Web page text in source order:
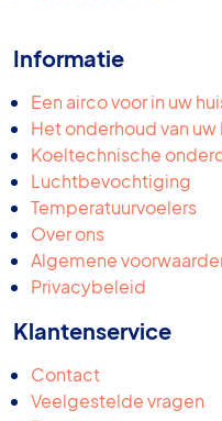
Informatie
Een airco voor in uw
Het onderhoud van
Koeltechnische
Luchtbevochtiging
Temperatuurvoelers
Over ons
Algemene
Privacybeleid
Klantenservice
Contact
Veelgestelde vragen